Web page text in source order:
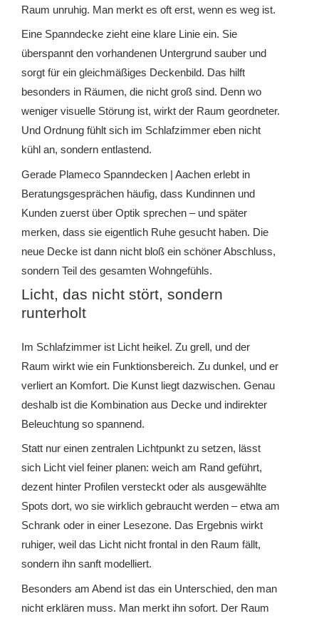
Raum unruhig. Man merkt es oft erst, wenn es weg ist.
Eine Spanndecke zieht eine klare Linie ein. Sie
überspannt den vorhandenen Untergrund sauber und
sorgt für ein gleichmäßiges Deckenbild. Das hilft
besonders in Räumen, die nicht groß sind. Denn wo
weniger visuelle Störung ist, wirkt der Raum geordneter.
Und Ordnung fühlt sich im Schlafzimmer eben nicht
kühl an, sondern entlastend.
Gerade Plameco Spanndecken | Aachen erlebt in
Beratungsgesprächen häufig, dass Kundinnen und
Kunden zuerst über Optik sprechen – und später
merken, dass sie eigentlich Ruhe gesucht haben. Die
neue Decke ist dann nicht bloß ein schöner Abschluss,
sondern Teil des gesamten Wohngefühls.
Licht, das nicht stört, sondern
runterholt
Im Schlafzimmer ist Licht heikel. Zu grell, und der
Raum wirkt wie ein Funktionsbereich. Zu dunkel, und er
verliert an Komfort. Die Kunst liegt dazwischen. Genau
deshalb ist die Kombination aus Decke und indirekter
Beleuchtung so spannend.
Statt nur einen zentralen Lichtpunkt zu setzen, lässt
sich Licht viel feiner planen: weich am Rand geführt,
dezent hinter Profilen versteckt oder als ausgewählte
Spots dort, wo sie wirklich gebraucht werden – etwa am
Schrank oder in einer Lesezone. Das Ergebnis wirkt
ruhiger, weil das Licht nicht frontal in den Raum fällt,
sondern ihn sanft modelliert.
Besonders am Abend ist das ein Unterschied, den man
nicht erklären muss. Man merkt ihn sofort. Der Raum